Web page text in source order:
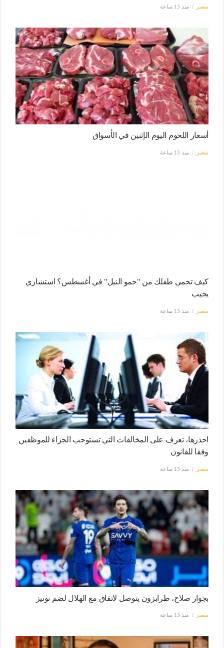
مصر منذ 13 ساعة
أسعار اللحوم اليوم الإثنين في الأسواق
مصر منذ 13 ساعة
كيف تحمي طفلك من "حمو النيل" في أغسطس؟ استشاري
يجيب
مصر منذ 13 ساعة
احذرها، تعرف على المخالفات التي تستوجب الجزاء للموظفين
وفقا للقانون
مصر منذ 13 ساعة
بجوار صلاح، طرابزون يتوصل لاتفاق مع الهلال لضم نونيز
مصر منذ 13 ساعة